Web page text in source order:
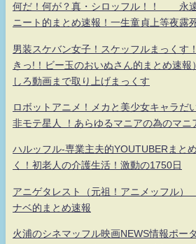
何だ！何が？真・シロッフル！！ 永
ニート的まとめ速報！一生童貞上等夜露
男装スケバン女子！スケッフルまっくす
きっ!！ビー玉のおいぬさん的まとめ速
しろ動画まで取り上げまっくす
ロボットアニメ！メカと美少女キャラだ
非モテ星人 ！あらゆるマニアの為のマニ
ハルッフル-専業主夫的YOUTUBERまと
く！初老人の介護生活！激動の1750日
アニゲタレスト（元祖！アニメッフル
ナベ的まとめ速報
火浦のシネマッフル映画NEWS情報ポー